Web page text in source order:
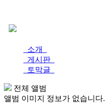
소개
게시판
토막글
전체 앨범
앨범 이미지 정보가 없습니다.